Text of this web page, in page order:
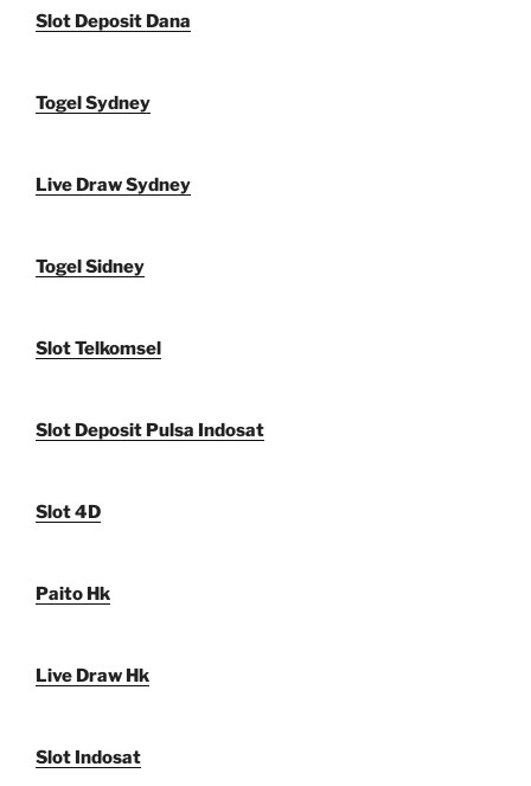
Slot Deposit Dana
Togel Sydney
Live Draw Sydney
Togel Sidney
Slot Telkomsel
Slot Deposit Pulsa Indosat
Slot 4D
Paito Hk
Live Draw Hk
Slot Indosat